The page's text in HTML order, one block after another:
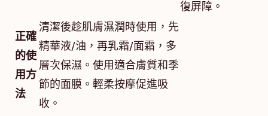
復屏障。
正確
的使
用方
法
清潔後趁肌膚濕潤時使用，先
精華液/油，再乳霜/面霜，多
層次保濕。使用適合膚質和季
節的面膜。輕柔按摩促進吸
收。